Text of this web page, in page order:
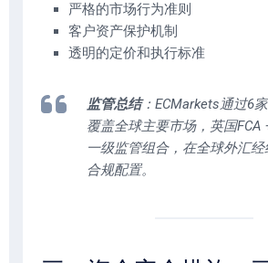
严格的市场行为准则
客户资产保护机制
透明的定价和执行标准
监管总结：ECMarkets通过6
覆盖全球主要市场，英国FCA
一级监管组合，在全球外汇
合规配置。